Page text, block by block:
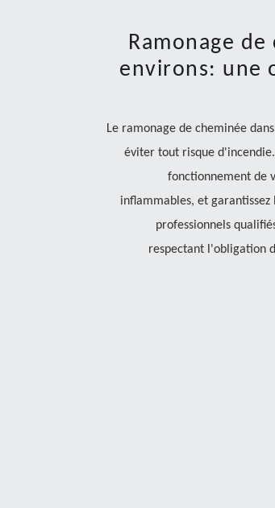
Ramonage
environs: une
Le ramonage de cheminée
éviter tout risque
fonctionnement de
inflammables, et
professionnels
respectant l'obligation